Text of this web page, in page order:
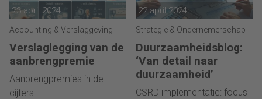
23 april 2024
Accounting & Verslaggeving
Verslaglegging van de
aanbrengpremie
Aanbrengpremies in de
cijfers
22 april 2024
Strategie & Ondernemerschap
Duurzaamheidsblog:
‘Van detail naar
duurzaamheid’
CSRD implementatie: focus